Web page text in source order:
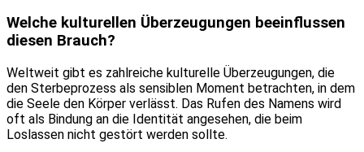
Welche kulturellen Überzeugungen beeinflussen
diesen Brauch?
Weltweit gibt es zahlreiche kulturelle Überzeugungen, die
den Sterbeprozess als sensiblen Moment betrachten, in dem
die Seele den Körper verlässt. Das Rufen des Namens wird
oft als Bindung an die Identität angesehen, die beim
Loslassen nicht gestört werden sollte.